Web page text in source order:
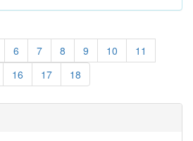
6 7 8 9 10
11
16 17 18